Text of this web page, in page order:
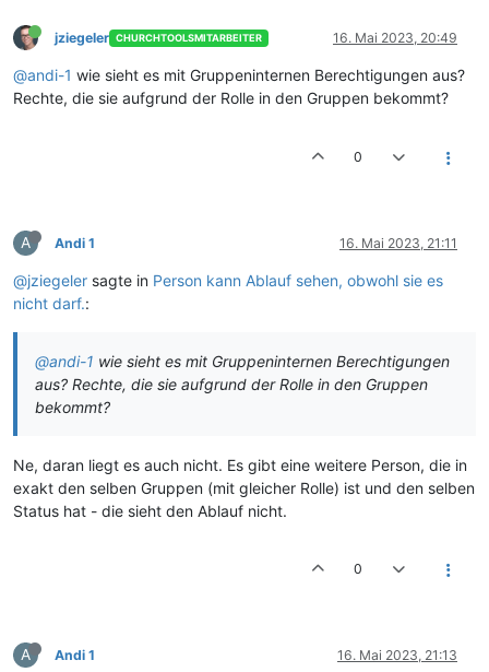
jziegeler CHURCHTOOLSMITARBEITER 16. Mai 2023, 20:49
@andi-1 wie sieht es mit Gruppeninternen Berechtigungen aus?
Rechte, die sie aufgrund der Rolle in den Gruppen bekommt?
0
A Andi 1 16. Mai 2023, 21:11
@jziegeler sagte in Person kann Ablauf sehen, obwohl sie es
nicht darf.:
@andi-1 wie sieht es mit Gruppeninternen Berechtigungen
aus? Rechte, die sie aufgrund der Rolle in den Gruppen
bekommt?
Ne, daran liegt es auch nicht. Es gibt eine weitere Person, die in
exakt den selben Gruppen (mit gleicher Rolle) ist und den selben
Status hat - die sieht den Ablauf nicht.
0
A Andi 1 16. Mai 2023, 21:13